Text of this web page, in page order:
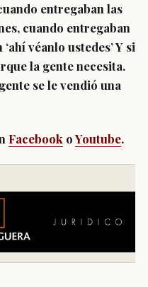
entregaban las
cuando entregaban
véanlo ustedes’ Y si
la gente necesita.
se le vendió una
Facebook oYoutube.